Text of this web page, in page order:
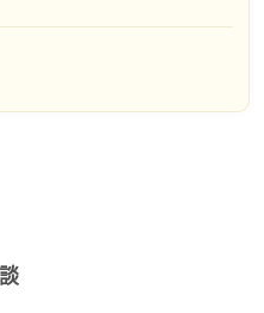
とっての言葉の重み
の時流されちゃってち
思いが違うのを改めて
、かつ自分がしっかり